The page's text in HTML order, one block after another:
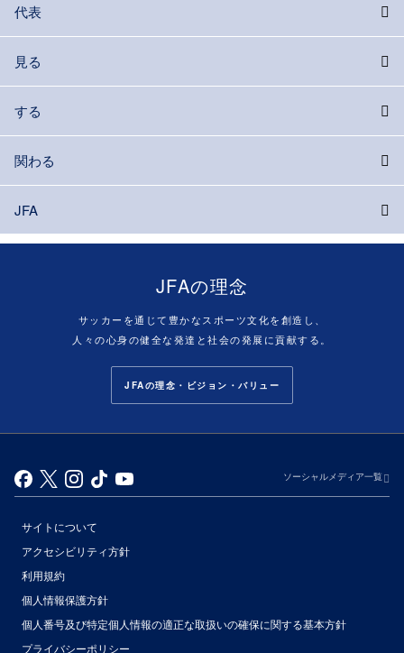
代表
見る
する
関わる
JFA
JFAの理念
サッカーを通じて豊かなスポーツ文化を創造し、
人々の心身の健全な発達と社会の発展に貢献する。
JFAの理念・ビジョン・バリュー
ソーシャルメディア一覧
サイトについて
アクセシビリティ方針
利用規約
個人情報保護方針
個人番号及び特定個人情報の適正な取扱いの確保に関する基本方針
プライバシーポリシー